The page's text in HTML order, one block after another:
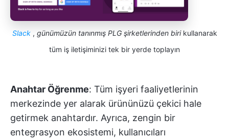
Slack , günümüzün tanınmış PLG şirketlerinden birikullanarak
tüm iş iletişiminizi tek bir yerde toplayın
Anahtar Öğrenme: Tüm işyeri faaliyetlerinin
merkezinde yer alarak ürününüzü çekici hale
getirmek anahtardır. Ayrıca, zengin bir
entegrasyon ekosistemi, kullanıcıları